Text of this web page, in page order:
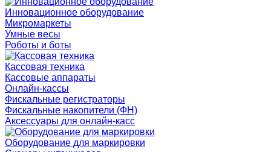
Инновационное оборудование
Микромаркеты
Умные весы
Роботы и боты
Кассовая техника
Кассовые аппараты
Онлайн-кассы
Фискальные регистраторы
Фискальные накопители (ФН)
Аксессуары для онлайн-касс
Оборудование для маркировки